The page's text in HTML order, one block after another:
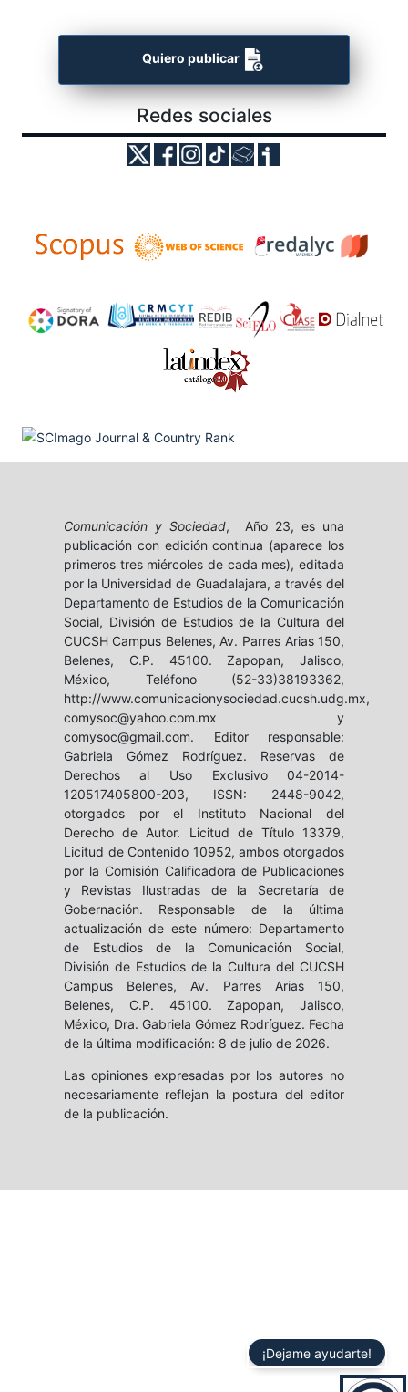
Quiero publicar
Redes sociales
Comunicación y Sociedad, Año 23, es una
publicación con edición continua (aparece los
primeros tres miércoles de cada mes), editada
por la Universidad de Guadalajara, a través del
Departamento de Estudios de la Comunicación
Social, División de Estudios de la Cultura del
CUCSH Campus Belenes, Av. Parres Arias 150,
Belenes, C.P. 45100. Zapopan, Jalisco,
México, Teléfono (52-33)38193362,
http://www.comunicacionysociedad.cucsh.udg.mx,
comysoc@yahoo.com.mx y
comysoc@gmail.com. Editor responsable:
Gabriela Gómez Rodríguez. Reservas de
Derechos al Uso Exclusivo 04-2014-
120517405800-203, ISSN: 2448-9042,
otorgados por el Instituto Nacional del
Derecho de Autor. Licitud de Título 13379,
Licitud de Contenido 10952, ambos otorgados
por la Comisión Calificadora de Publicaciones
y Revistas Ilustradas de la Secretaría de
Gobernación. Responsable de la última
actualización de este número: Departamento
de Estudios de la Comunicación Social,
División de Estudios de la Cultura del CUCSH
Campus Belenes, Av. Parres Arias 150,
Belenes, C.P. 45100. Zapopan, Jalisco,
México, Dra. Gabriela Gómez Rodríguez. Fecha
de la última modificación: 8 de julio de 2026.
Las opiniones expresadas por los autores no
necesariamente reflejan la postura del editor
de la publicación.
¡Dejame ayudarte!